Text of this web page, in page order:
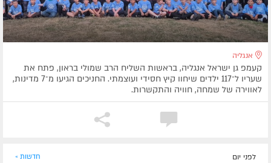
אנגליה
קעמפ גן ישראל אנגליה, בראשות השליח הרב שמולי בראון, פתח את
שעריו ל־117 ילדים שיחוו קיץ חסידי ועוצמתי. החניכים הגיעו מ־7 מדינות,
לאווירה של שמחה, חוויה והתקשרות.
לפני יום חדשות »